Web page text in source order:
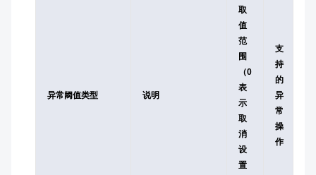
异常阈值类型 说明
取
值
范
围
（0
表
示
取
消
设
置
支
持
的
异
常
操
作